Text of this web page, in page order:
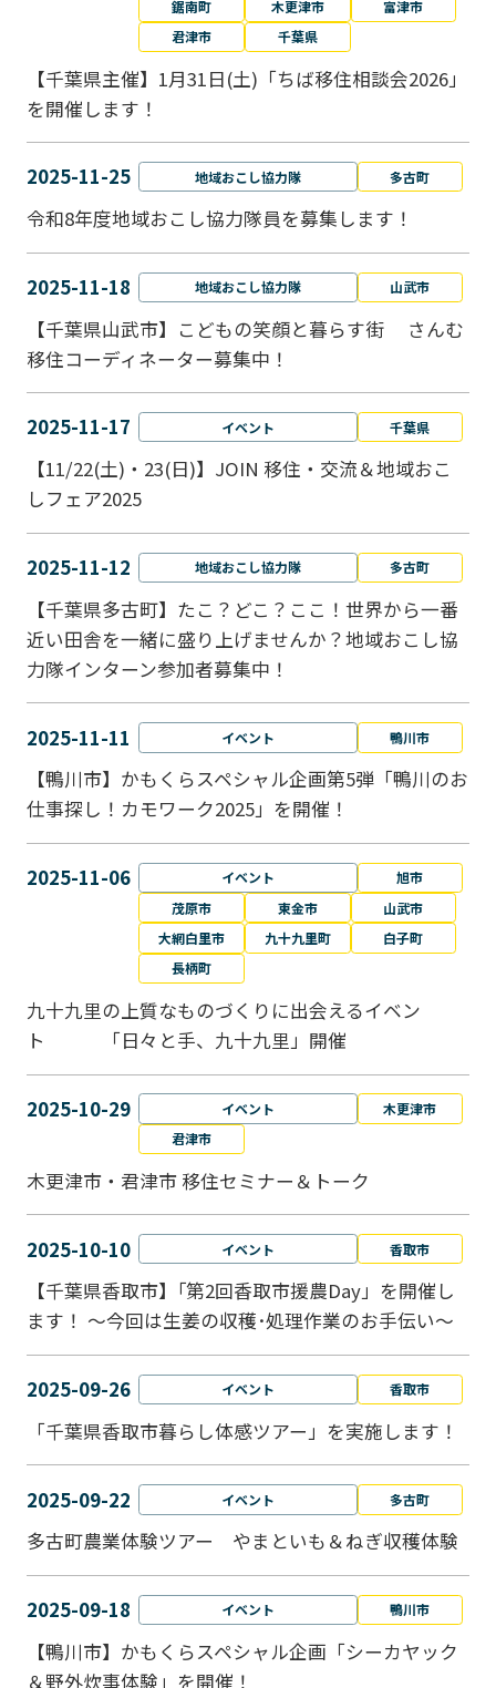
鋸南町
木更津市
富津市
君津市
千葉県
【千葉県主催】1月31日(土)「ちば移住相談会2026」
を開催します！
2025-11-25 地域おこし協力隊 多古町
令和8年度地域おこし協力隊員を募集します！
2025-11-18 地域おこし協力隊 山武市
【千葉県山武市】こどもの笑顔と暮らす街 さんむ
移住コーディネーター募集中！
2025-11-17 イベント 千葉県
【11/22(土)・23(日)】JOIN 移住・交流＆地域おこ
しフェア2025
2025-11-12 地域おこし協力隊 多古町
【千葉県多古町】たこ？どこ？ここ！世界から一番
近い田舎を一緒に盛り上げませんか？地域おこし協
力隊インターン参加者募集中！
2025-11-11 イベント 鴨川市
【鴨川市】かもくらスペシャル企画第5弾「鴨川のお
仕事探し！カモワーク2025」を開催！
2025-11-06 イベント
旭市
茂原市
東金市
山武市
大網白里市
九十九里町
白子町
長柄町
九十九里の上質なものづくりに出会えるイベン
ト 「日々と手、九十九里」開催
2025-10-29 イベント
木更津市
君津市
木更津市・君津市 移住セミナー＆トーク
2025-10-10 イベント 香取市
【千葉県香取市】｢第2回香取市援農Day」を開催し
ます！ ～今回は生姜の収穫･処理作業のお手伝い～
2025-09-26 イベント 香取市
「千葉県香取市暮らし体感ツアー」を実施します！
2025-09-22 イベント 多古町
多古町農業体験ツアー やまといも＆ねぎ収穫体験
2025-09-18 イベント 鴨川市
【鴨川市】かもくらスペシャル企画「シーカヤック
＆野外炊事体験」を開催！